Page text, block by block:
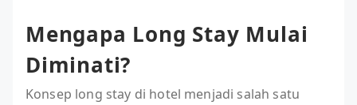
Mengapa Long Stay Mulai
Diminati?
Konsep long stay di hotel menjadi salah satu